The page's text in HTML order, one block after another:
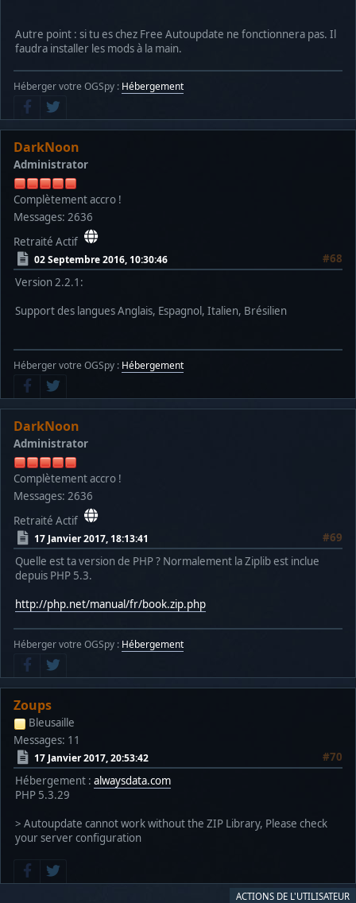
Autre point : si tu es chez Free Autoupdate ne fonctionnera pas. Il
faudra installer les mods à la main.
Héberger votre OGSpy : Hébergement
DarkNoon
Administrator
Complètement accro !
Messages: 2636
Retraité Actif
02 Septembre 2016, 10:30:46
#68
Version 2.2.1:
Support des langues Anglais, Espagnol, Italien, Brésilien
Héberger votre OGSpy : Hébergement
DarkNoon
Administrator
Complètement accro !
Messages: 2636
Retraité Actif
17 Janvier 2017, 18:13:41
#69
Quelle est ta version de PHP ? Normalement la Ziplib est inclue
depuis PHP 5.3.
http://php.net/manual/fr/book.zip.php
Héberger votre OGSpy : Hébergement
Zoups
Bleusaille
Messages: 11
17 Janvier 2017, 20:53:42
#70
Hébergement : alwaysdata.com
PHP 5.3.29
> Autoupdate cannot work without the ZIP Library, Please check
your server configuration
ACTIONS DE L'UTILISATEUR